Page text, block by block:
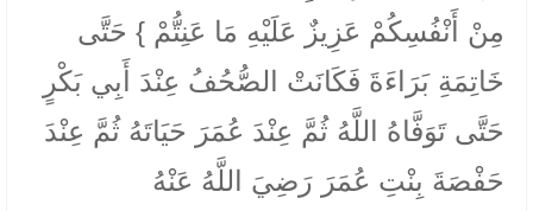
مِنْ أَنْفُسِكُمْ عَزِيزٌ عَلَيْهِ مَا عَنِتُّمْ } حَتَّى
خَاتِمَةِ بَرَاءَةَ فَكَانَتْ الصُّحُفُ عِنْدَ أَبِي بَكْرٍ
حَتَّى تَوَفَّاهُ اللَّهُ ثُمَّ عِنْدَ عُمَرَ حَيَاتَهُ ثُمَّ عِنْدَ
حَفْصَةَ بِنْتِ عُمَرَ رَضِيَ اللَّهُ عَنْهُ